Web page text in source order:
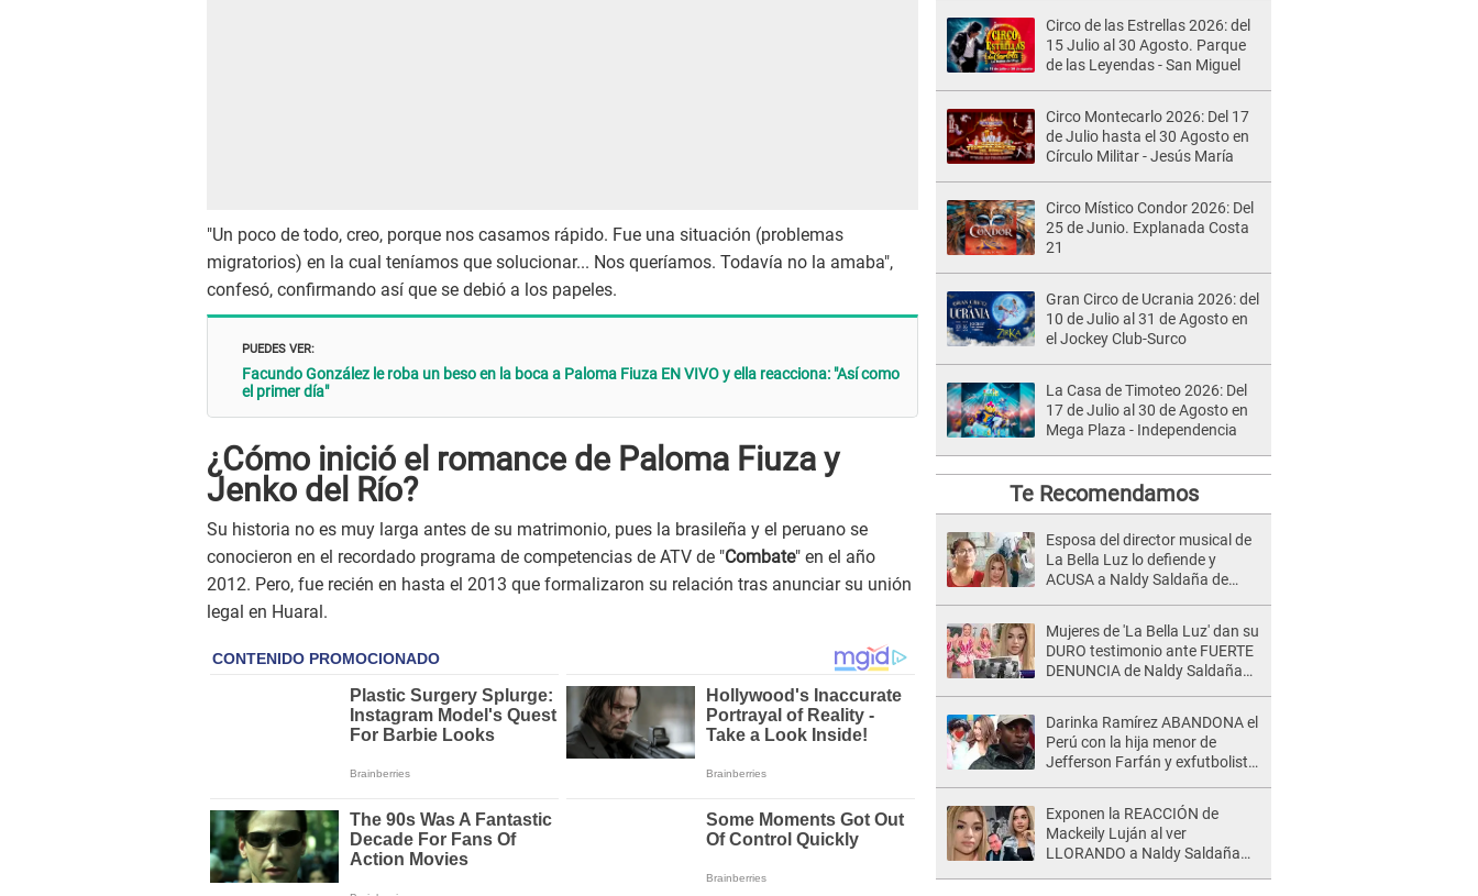
"Un poco de todo, creo, porque nos casamos rápido. Fue una situación (problemas
migratorios) en la cual teníamos que solucionar... Nos queríamos. Todavía no la amaba",
confesó, confirmando así que se debió a los papeles.
PUEDES VER:
Facundo González le roba un beso en la boca a Paloma Fiuza EN VIVO y ella reacciona: "Así como
el primer día"
¿Cómo inició el romance de Paloma Fiuza y
Jenko del Río?
Su historia no es muy larga antes de su matrimonio, pues la brasileña y el peruano se
conocieron en el recordado programa de competencias de ATV de "Combate" en el año
2012. Pero, fue recién en hasta el 2013 que formalizaron su relación tras anunciar su unión
legal en Huaral.
Circo de las Estrellas 2026: del
15 Julio al 30 Agosto. Parque
de las Leyendas - San Miguel
Circo Montecarlo 2026: Del 17
de Julio hasta el 30 Agosto en
Círculo Militar - Jesús María
Circo Místico Condor 2026: Del
25 de Junio. Explanada Costa
21
Gran Circo de Ucrania 2026: del
10 de Julio al 31 de Agosto en
el Jockey Club-Surco
La Casa de Timoteo 2026: Del
17 de Julio al 30 de Agosto en
Mega Plaza - Independencia
Te Recomendamos
Esposa del director musical de
La Bella Luz lo defiende y
ACUSA a Naldy Saldaña de
Mujeres de 'La Bella Luz' dan su
DURO testimonio ante FUERTE
DENUNCIA de Naldy Saldaña
Darinka Ramírez ABANDONA el
Perú con la hija menor de
Jefferson Farfán y exfutbolista
Exponen la REACCIÓN de
Mackeily Luján al ver
LLORANDO a Naldy Saldaña